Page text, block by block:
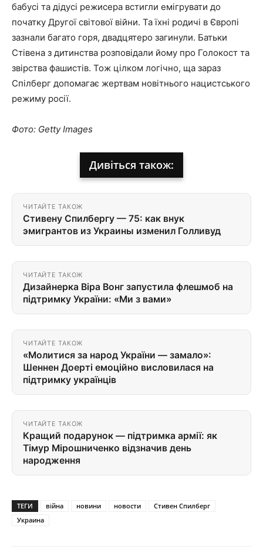
бабусі та дідусі режисера встигли емігрувати до
початку Другої світової війни. Та їхні родичі в Європі
зазнали багато горя, двадцятеро загинули. Батьки
Стівена з дитинства розповідали йому про Голокост та
звірства фашистів. Тож цілком логічно, ща зараз
Спілберг допомагає жертвам новітнього нацистського
режиму росії.
Фото: Getty Images
Дивіться також:
ЧИТАЙТЕ ТАКОЖ
Стивену Спилбергу — 75: как внук
эмигрантов из Украины изменил Голливуд
ЧИТАЙТЕ ТАКОЖ
Дизайнерка Віра Вонг запустила флешмоб на
підтримку України: «Ми з вами»
ЧИТАЙТЕ ТАКОЖ
«Молитися за народ України — замало»:
Шеннен Доерті емоційно висловилася на
підтримку українців
ЧИТАЙТЕ ТАКОЖ
Кращий подарунок — підтримка армії: як
Тімур Мірошниченко відзначив день
народження
ТЕГИ війна новини новости
Стивен Спилберг
Украина